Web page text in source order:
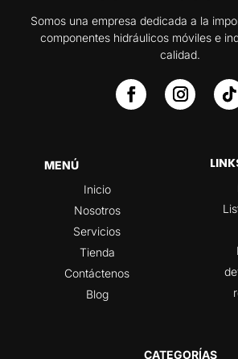
Somos una empresa dedicada a la
componentes hidráulicos móviles e
calidad.
MENÚ
Inicio
Nosotros
Servicios
Tienda
Contáctenos
Blog
CATEGORÍAS